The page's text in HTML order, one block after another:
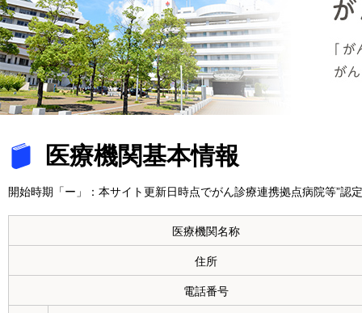
医療機関基本情報
開始時期「ー」：本サイト更新日時点でがん診療連携拠点病院等”認
医療機関名称
住所
電話番号